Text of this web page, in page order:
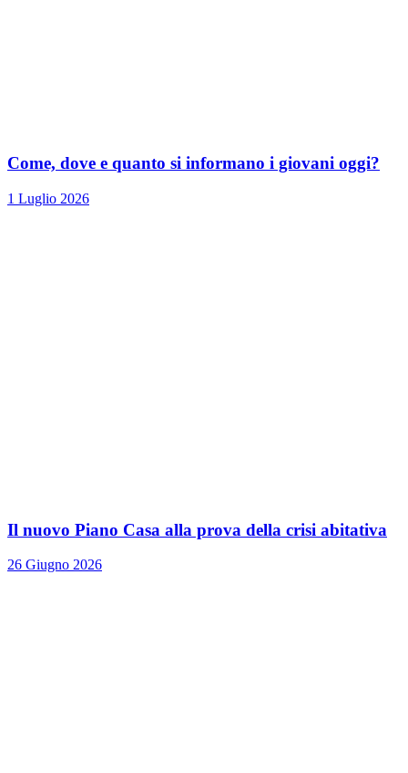
Come, dove e quanto si informano i giovani oggi?
1 Luglio 2026
Il nuovo Piano Casa alla prova della crisi abitativa
26 Giugno 2026